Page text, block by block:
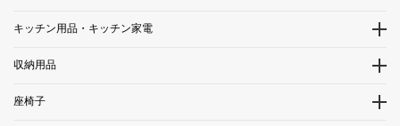
キッチン用品・キッチン家電
収納用品
座椅子